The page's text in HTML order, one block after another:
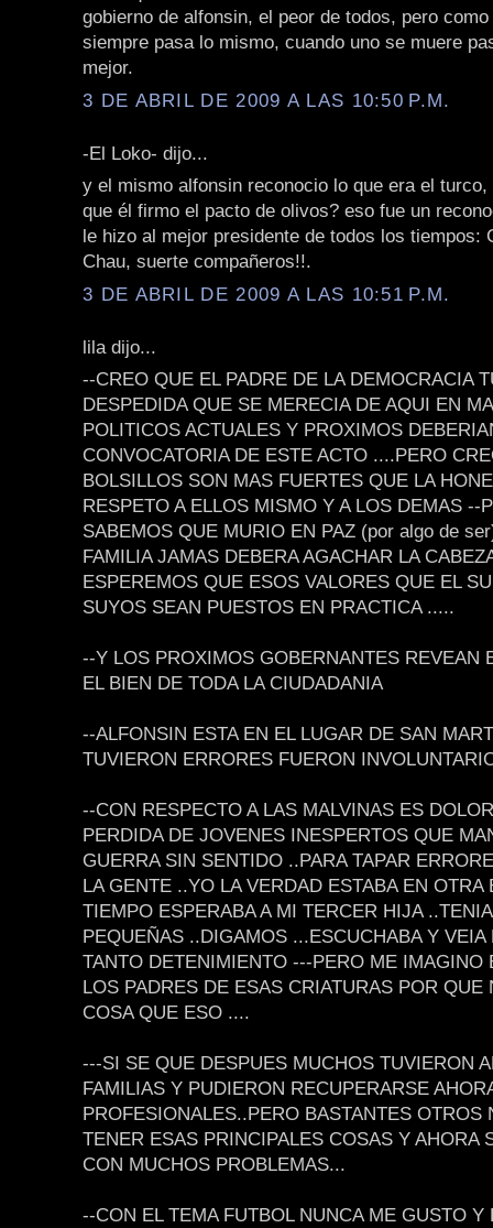
gobierno de alfonsin, el peor de todos, pero
siempre pasa lo mismo, cuando uno se muere
mejor.
3 DE ABRIL DE 2009 A LAS 10:50 P.M.
-El Loko- dijo...
y el mismo alfonsin reconocio lo que era el
que él firmo el pacto de olivos? eso fue un
le hizo al mejor presidente de todos los tiempos:
Chau, suerte compañeros!!.
3 DE ABRIL DE 2009 A LAS 10:51 P.M.
lila dijo...
--CREO QUE EL PADRE DE LA DEMOCRACIA
DESPEDIDA QUE SE MERECIA DE AQUI EN
POLITICOS ACTUALES Y PROXIMOS
CONVOCATORIA DE ESTE ACTO ....PERO
BOLSILLOS SON MAS FUERTES QUE LA
RESPETO A ELLOS MISMO Y A LOS DEMAS --
SABEMOS QUE MURIO EN PAZ (por algo de
FAMILIA JAMAS DEBERA AGACHAR LA
ESPEREMOS QUE ESOS VALORES QUE EL
SUYOS SEAN PUESTOS EN PRACTICA .....
--Y LOS PROXIMOS GOBERNANTES REVEAN
EL BIEN DE TODA LA CIUDADANIA
--ALFONSIN ESTA EN EL LUGAR DE SAN
TUVIERON ERRORES FUERON
--CON RESPECTO A LAS MALVINAS ES
PERDIDA DE JOVENES INESPERTOS QUE
GUERRA SIN SENTIDO ..PARA TAPAR
LA GENTE ..YO LA VERDAD ESTABA EN OTRA
TIEMPO ESPERABA A MI TERCER HIJA
PEQUEÑAS ..DIGAMOS ...ESCUCHABA Y VEIA
TANTO DETENIMIENTO ---PERO ME IMAGINO
LOS PADRES DE ESAS CRIATURAS POR QUE
COSA QUE ESO ....
---SI SE QUE DESPUES MUCHOS TUVIERON
FAMILIAS Y PUDIERON RECUPERARSE
PROFESIONALES..PERO BASTANTES OTROS
TENER ESAS PRINCIPALES COSAS Y AHORA
CON MUCHOS PROBLEMAS...
--CON EL TEMA FUTBOL NUNCA ME GUSTO Y